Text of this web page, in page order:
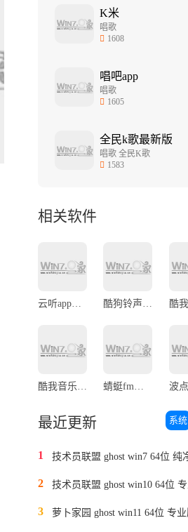
K米
唱歌
1608
唱吧app
唱歌
1605
全民k歌最新版
唱歌 全民K歌
1583
相关软件
最近更新 系统
1
2
3